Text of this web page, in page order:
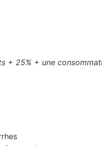
+ 25% + une